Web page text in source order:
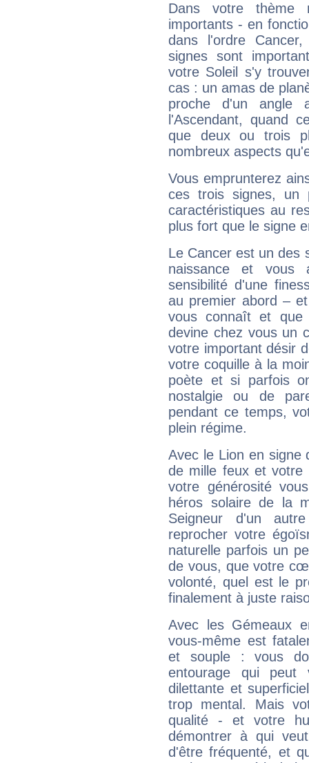
Dans votre thème
importants - en
dans l'ordre
signes sont
votre Soleil s'y
cas : un amas de
proche d'un
l'Ascendant, quand
que deux ou trois
nombreux aspects
Vous emprunterez
ces trois signes, un
caractéristiques au
plus fort que le signe
Le Cancer est un des
naissance et vous
sensibilité d'une
au premier abord –
vous connaît et
devine chez vous un
votre important désir
votre coquille à la
poète et si parfois
nostalgie ou de
pendant ce temps,
plein régime.
Avec le Lion en signe
de mille feux et votre
votre générosité
héros solaire de la
Seigneur d'un
reprocher votre
naturelle parfois un
de vous, que votre
volonté, quel est le
finalement à juste
Avec les Gémeaux
vous-même est
et souple : vous
entourage qui
dilettante et
trop mental. Mais
qualité - et votre
démontrer à qui
d'être fréquenté, et